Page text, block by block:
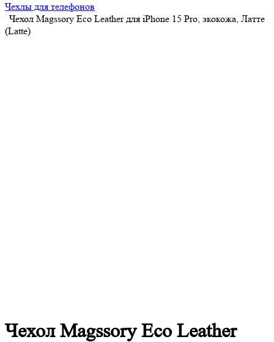
Чехлы для телефонов
Чехол Magssory Eco Leather для iPhone 15 Pro, экокожа, Латте
(Latte)
Чехол Magssory Eco Leather